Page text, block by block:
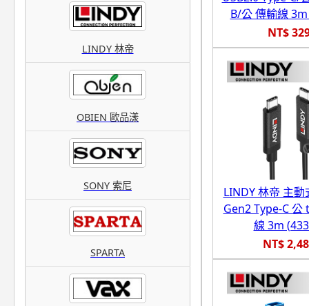
LINDY 林帝
OBIEN 歐品漾
SONY 索尼
SPARTA
B/公 傳輸線
NT$
LINDY 林帝 主動
Gen2 Type-C 公
線 3m
NT$